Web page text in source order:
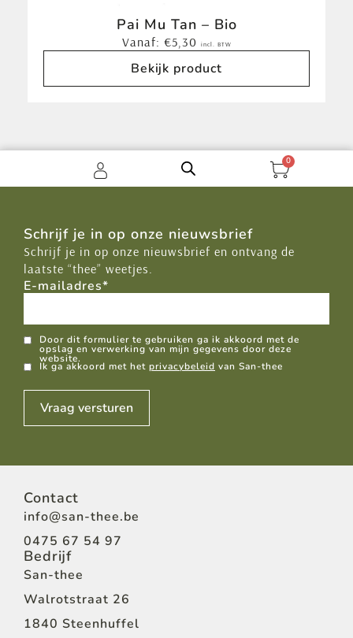
Pai Mu Tan – Bio
Vanaf: €5,30 incl. BTW
Bekijk product
0
Schrijf je in op onze nieuwsbrief
Schrijf je in op onze nieuwsbrief en ontvang de
laatste “thee” weetjes.
E-mailadres*
GDPRDoor dit formulier te gebruiken ga ik akkoord met de
opslag en verwerking van mijn gegevens door deze
website.
Ik ga akkoord met het privacybeleid van San-thee
Vraag versturen
Contact
info@san-thee.be
0475 67 54 97
Bedrijf
San-thee
Walrotstraat 26
1840 Steenhuffel